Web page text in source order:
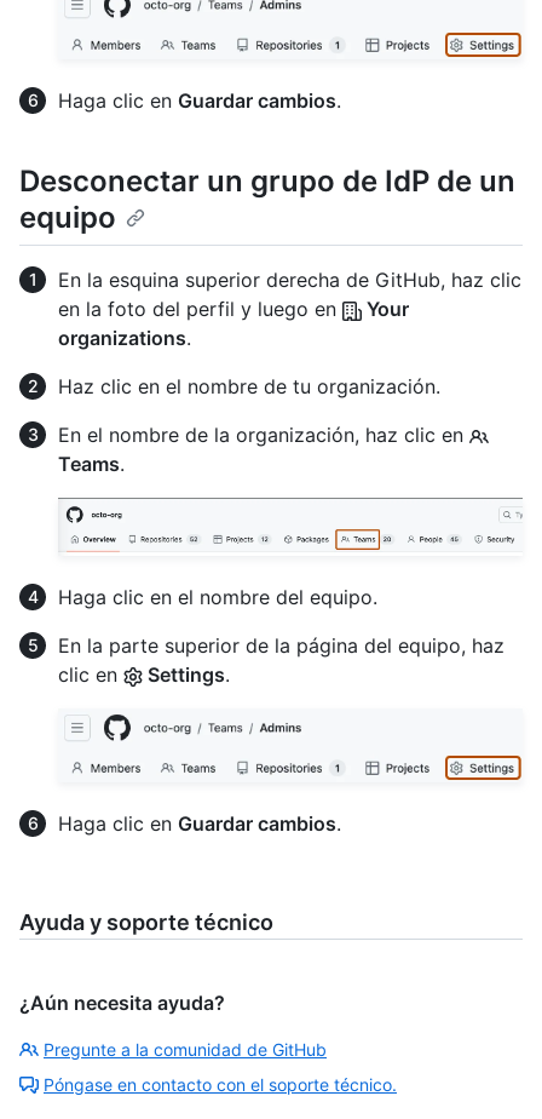
Haga clic en Guardar cambios.
Desconectar un grupo de IdP de un
equipo
En la esquina superior derecha de GitHub, haz clic
en la foto del perfil y luego en
Your
organizations.
Haz clic en el nombre de tu organización.
En el nombre de la organización, haz clic en
Teams.
Haga clic en el nombre del equipo.
En la parte superior de la página del equipo, haz
clic en
Settings.
Haga clic en Guardar cambios.
Ayuda y soporte técnico
¿Aún necesita ayuda?
Pregunte a la comunidad de GitHub
Póngase en contacto con el soporte técnico.